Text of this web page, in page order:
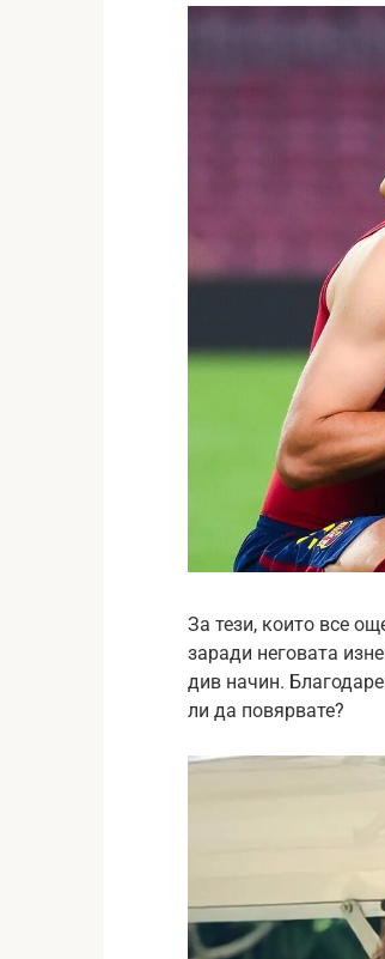
За тези, които все
заради неговата
див начин.
ли да повярвате?